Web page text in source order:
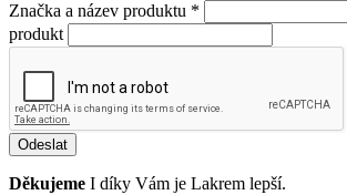
Značka a název produktu *
produkt
Odeslat
Děkujeme I díky Vám je Lakrem lepší.